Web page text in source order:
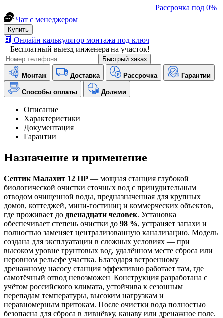
Рассрочка под 0%
Чат с менеджером
Купить
Онлайн калькулятор монтажа под ключ
+ Бесплатный выезд инженера на участок!
Быстрый заказ
Монтаж Доставка Рассрочка Гарантии
Способы оплаты Долями
Описание
Характеристики
Документация
Гарантии
Назначение и применение
Септик Малахит 12 ПР — мощная станция глубокой
биологической очистки сточных вод с принудительным
отводом очищенной воды, предназначенная для крупных
домов, коттеджей, мини-гостиниц и коммерческих объектов,
где проживает до двенадцати человек. Установка
обеспечивает степень очистки до 98 %, устраняет запахи и
полностью заменяет централизованную канализацию. Модель
создана для эксплуатации в сложных условиях — при
высоком уровне грунтовых вод, удалённом месте сброса или
неровном рельефе участка. Благодаря встроенному
дренажному насосу станция эффективно работает там, где
самотёчный отвод невозможен. Конструкция разработана с
учётом российского климата, устойчива к сезонным
перепадам температуры, высоким нагрузкам и
неравномерным притокам. После очистки вода полностью
безопасна для сброса в ливнёвку, канаву или дренажное поле.